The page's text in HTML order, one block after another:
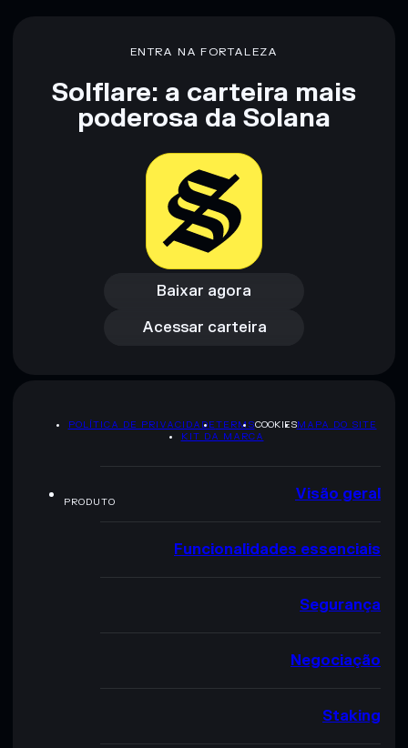
ENTRA NA FORTALEZA
Solflare: a carteira mais
poderosa da Solana
Baixar agora
Baixar agora
Acessar carteira
Acessar carteira
POLÍTICA DE PRIVACIDADETERMSCOOKIESMAPA DO SITE
KIT DA MARCA
PRODUTO Visão geral
Funcionalidades essenciais
Segurança
Negociação
Staking